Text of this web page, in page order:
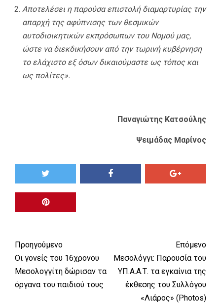
Αποτελέσει η παρούσα επιστολή διαμαρτυρίας την
απαρχή της αφύπνισης των θεσμικών
αυτοδιοικητικών εκπρόσωπων του Νομού μας,
ώστε να διεκδικήσουν από την τωρινή κυβέρνηση
το ελάχιστο εξ όσων δικαιούμαστε ως τόπος και
ως πολίτες».
Παναγιώτης Κατσούλης
Ψειμάδας Μαρίνος
Προηγούμενο
Οι γονείς του 16χρονου
Μεσολογγίτη δώρισαν τα
όργανα του παιδιού τους
Επόμενο
Μεσολόγγι: Παρουσία του
ΥΠ.Α.Α.Τ. τα εγκαίνια της
έκθεσης του Συλλόγου
«Λιάρος» (Photos)